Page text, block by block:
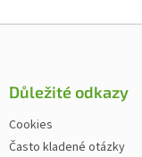
Zápatí
Důležité odkazy
Cookies
Často kladené otázky